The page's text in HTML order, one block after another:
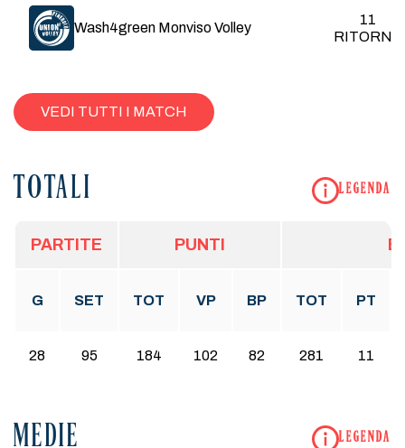
Wash4green Monviso Volley
11
RITORNO
VEDI TUTTI I MATCH
TOTALI LEGENDA
PARTITE PUNTI
G SET TOT VP BP TOT PT
28 95 184 102 82 281 11
MEDIE LEGENDA
VP Vinti-Persi
PT
PRF